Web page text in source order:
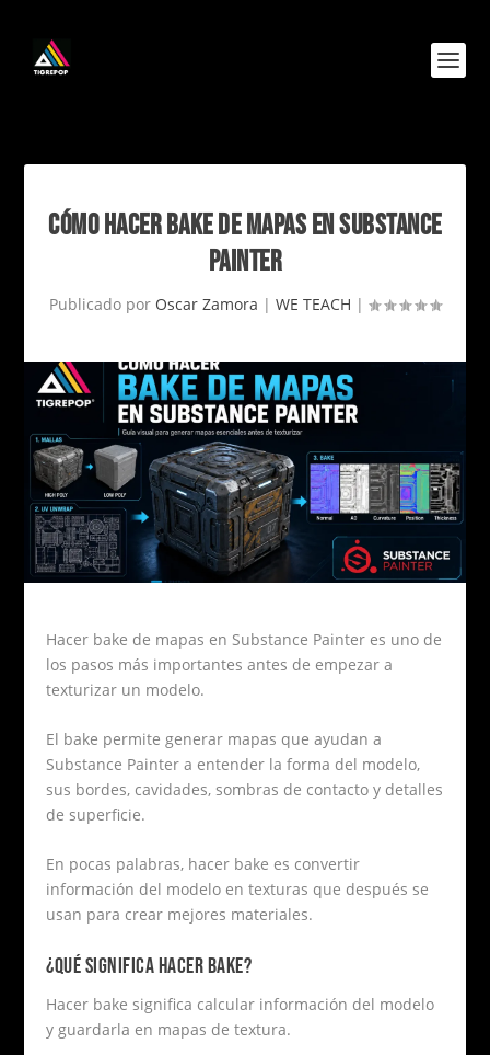
CÓMO HACER BAKE DE MAPAS EN SUBSTANCE
PAINTER
Publicado por Oscar Zamora | WE TEACH |
Hacer bake de mapas en Substance Painter es uno de
los pasos más importantes antes de empezar a
texturizar un modelo.
El bake permite generar mapas que ayudan a
Substance Painter a entender la forma del modelo,
sus bordes, cavidades, sombras de contacto y detalles
de superficie.
En pocas palabras, hacer bake es convertir
información del modelo en texturas que después se
usan para crear mejores materiales.
¿QUÉ SIGNIFICA HACER BAKE?
Hacer bake significa calcular información del modelo
y guardarla en mapas de textura.